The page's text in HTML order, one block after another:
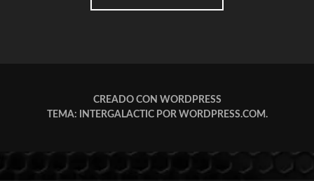
ZURUTUZA
CREADO CON WORDPRESS
TEMA: INTERGALACTIC POR WORDPRESS.COM.